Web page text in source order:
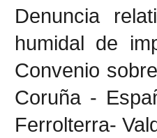
Denuncia
humidal de
Convenio
Coruña -
Ferrolterra-